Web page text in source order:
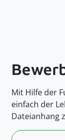
Mit Hilfe der
einfach der
Dateianhang